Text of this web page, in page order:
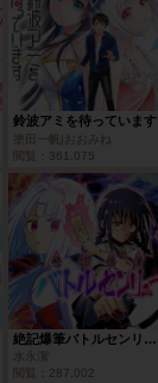
鈴波アミを待っています
塗田一帆|おおみね
閲覧：
361,075
絶記爆筆バトルセンリュー
水永潔
閲覧： 287,002